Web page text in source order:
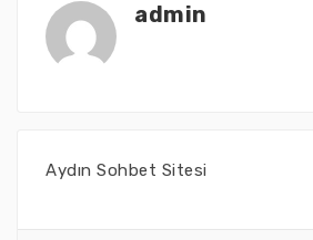
admin
Aydın Sohbet Sitesi